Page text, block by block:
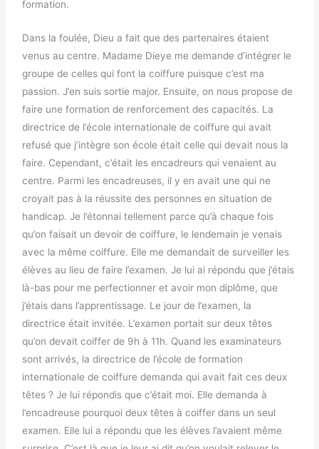
formation.
Dans la foulée, Dieu a fait que des partenaires étaient
venus au centre. Madame Dieye me demande d’intégrer le
groupe de celles qui font la coiffure puisque c’est ma
passion. J’en suis sortie major. Ensuite, on nous propose de
faire une formation de renforcement des capacités. La
directrice de l’école internationale de coiffure qui avait
refusé que j’intègre son école était celle qui devait nous la
faire. Cependant, c’était les encadreurs qui venaient au
centre. Parmi les encadreuses, il y en avait une qui ne
croyait pas à la réussite des personnes en situation de
handicap. Je l’étonnai tellement parce qu’à chaque fois
qu’on faisait un devoir de coiffure, le lendemain je venais
avec la même coiffure. Elle me demandait de surveiller les
élèves au lieu de faire l’examen. Je lui ai répondu que j’étais
là-bas pour me perfectionner et avoir mon diplôme, que
j’étais dans l’apprentissage. Le jour de l’examen, la
directrice était invitée. L’examen portait sur deux têtes
qu’on devait coiffer de 9h à 11h. Quand les examinateurs
sont arrivés, la directrice de l’école de formation
internationale de coiffure demanda qui avait fait ces deux
têtes ? Je lui répondis que c’était moi. Elle demanda à
l’encadreuse pourquoi deux têtes à coiffer dans un seul
examen. Elle lui a répondu que les élèves l’avaient même